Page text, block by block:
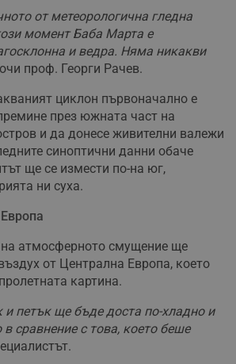
от метеорологична гледна
момент Баба Марта е
и ведра. Няма никакви
проф. Георги Рачев.
циклон първоначално е
през южната част на
и да донесе живителни валежи
синоптични данни обаче
ще се измести по-на юг,
ни суха.
атмосферното смущение ще
от Централна Европа, което
картина.
и петък ще бъде доста по-хладно и
сравнение с това, което беше